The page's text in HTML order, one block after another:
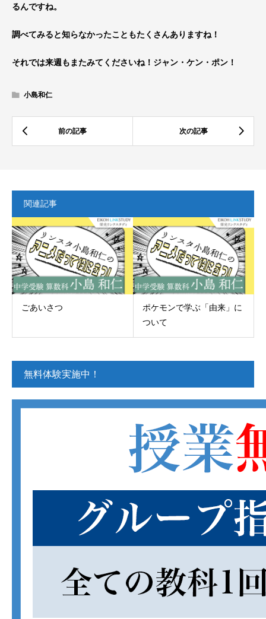
るんですね。
調べてみると知らなかったこともたくさんありますね！
それでは来週もまたみてくださいね！ジャン・ケン・ポン！
小島和仁
関連記事
ごあいさつ
ポケモンで学ぶ「由来」に
ついて
無料体験実施中！